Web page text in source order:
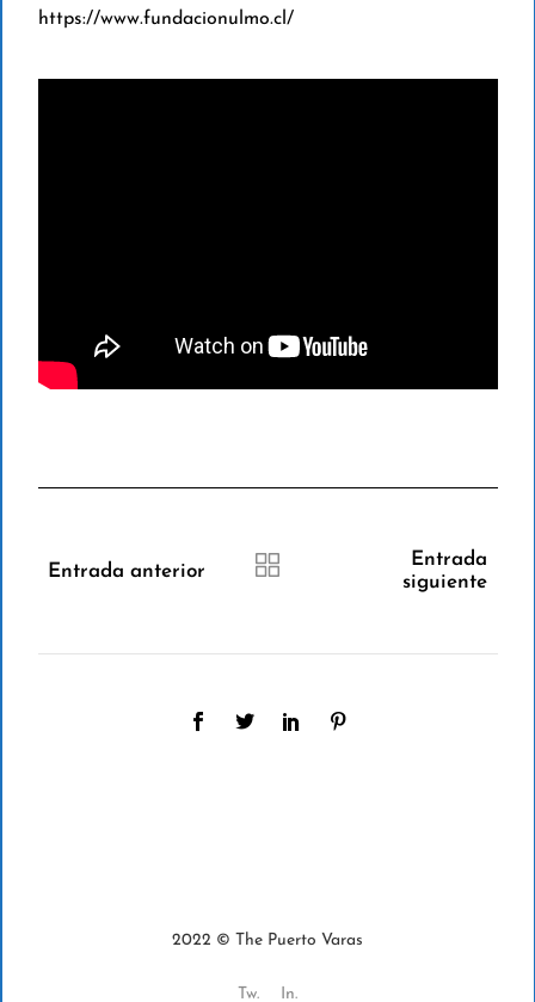
https://www.fundacionulmo.cl/
Entrada anterior
Entrada
siguiente
2022 © The Puerto Varas
Tw. In.